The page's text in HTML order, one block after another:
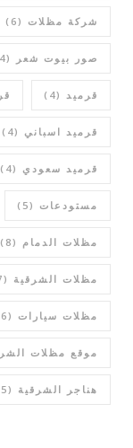
شركة مظلات (6)
صور بيوت شعر (4)
قرميد (4)
قرميد اسباني (4)
قرميد سعودي (4)
مستودعات (5)
مظلات الدمام (8)
مظلات الشرقية (7)
مظلات سيارات (6)
موقع مظلات
هناجر الشرقية (5)